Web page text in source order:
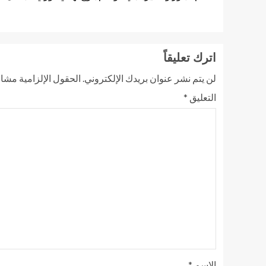
اترك تعليقاً
لن يتم نشر عنوان بريدك الإلكتروني. الحقول الإلزامية مشار
التعليق *